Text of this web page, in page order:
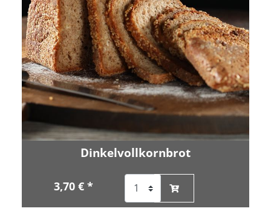
Dinkelvollkornbrot
3,70 € *